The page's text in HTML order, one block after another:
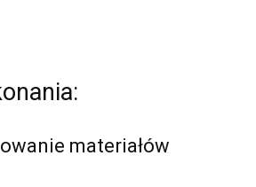
materiałów